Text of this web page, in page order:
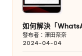
如何解決「
發布者：澤田奈奈
2024-04-04